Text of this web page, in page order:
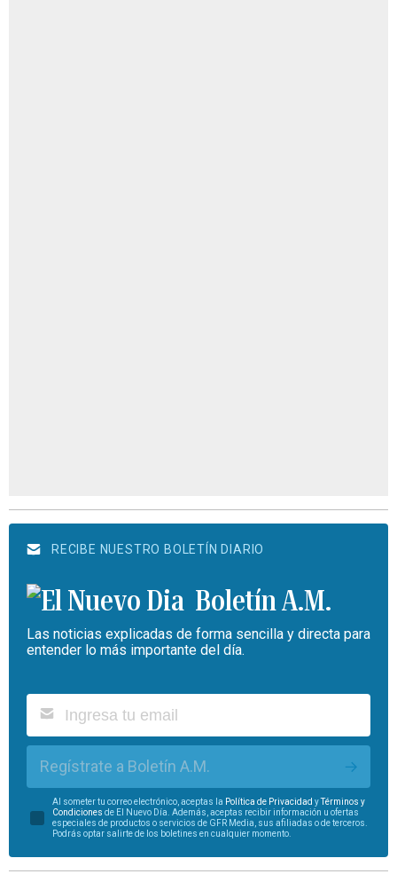
RECIBE NUESTRO BOLETÍN DIARIO
Boletín A.M.
Las noticias explicadas de forma sencilla y directa para
entender lo más importante del día.
Regístrate a Boletín A.M.
Al someter tu correo electrónico, aceptas la Política de Privacidad yTérminos y
Condiciones de El Nuevo Día. Además, aceptas recibir información u ofertas
especiales de productos o servicios de GFR Media, sus afiliadas o de terceros.
Podrás optar salirte de los boletines en cualquier momento.